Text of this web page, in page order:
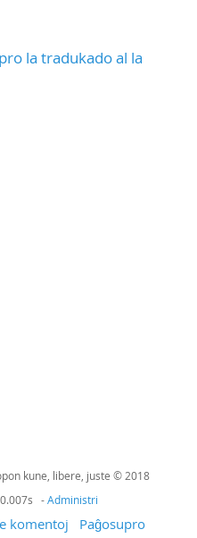
la tradukado al la
kune, libere, juste © 2018
-Administri
komentoj Paĝosupro